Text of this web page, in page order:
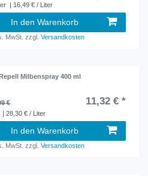
| 16,49 € / Liter
In den Warenkorb
MwSt. zzgl.Versandkosten
Milbenspray 400 ml
€ 11,32 € *
| 28,30 € / Liter
In den Warenkorb
MwSt. zzgl.Versandkosten